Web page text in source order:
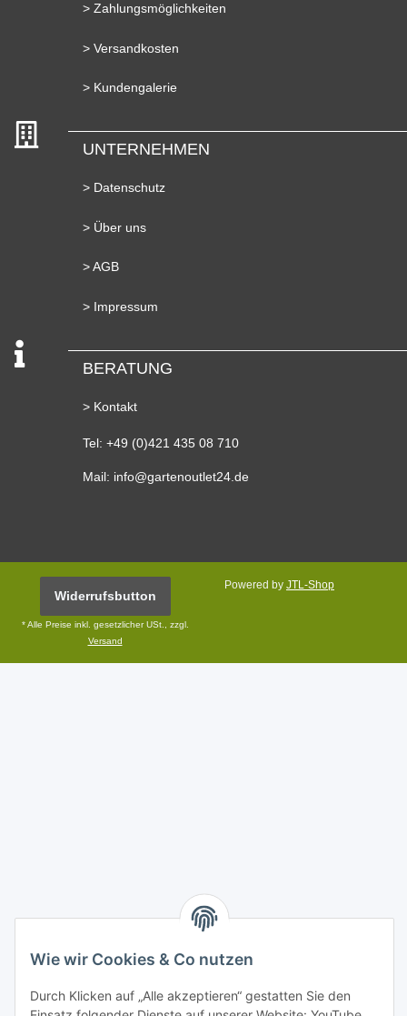
> Zahlungsmöglichkeiten
> Versandkosten
> Kundengalerie
UNTERNEHMEN
> Datenschutz
> Über uns
> AGB
> Impressum
BERATUNG
> Kontakt
Tel: +49 (0)421 435 08 710
Mail: info@gartenoutlet24.de
Widerrufsbutton
* Alle Preise inkl. gesetzlicher USt., zzgl.
Versand
Powered by JTL-Shop
Wie wir Cookies & Co nutzen
Durch Klicken auf „Alle akzeptieren“ gestatten Sie den